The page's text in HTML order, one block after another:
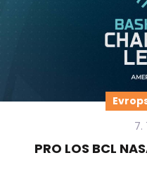
7.
PRO LOS BCL